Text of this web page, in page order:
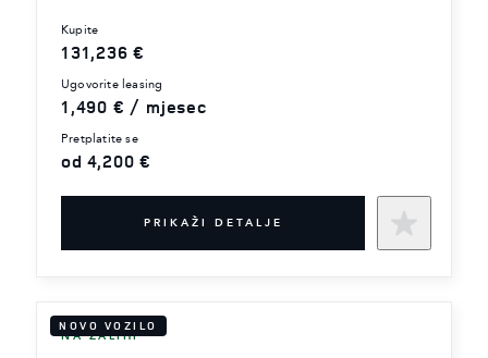
kupite
131,236 €
ugovorite leasing
1,490 € / mjesec
pretplatite se
od 4,200 €
PRIKAŽI DETALJE
NOVO VOZILO
NA ZALIHI